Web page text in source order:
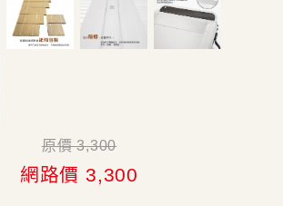
原價 3,300
網路價 3,300